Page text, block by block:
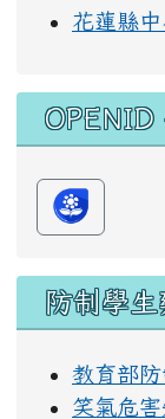
花蓮縣
OPENID
防制學
教育部
笑氣危